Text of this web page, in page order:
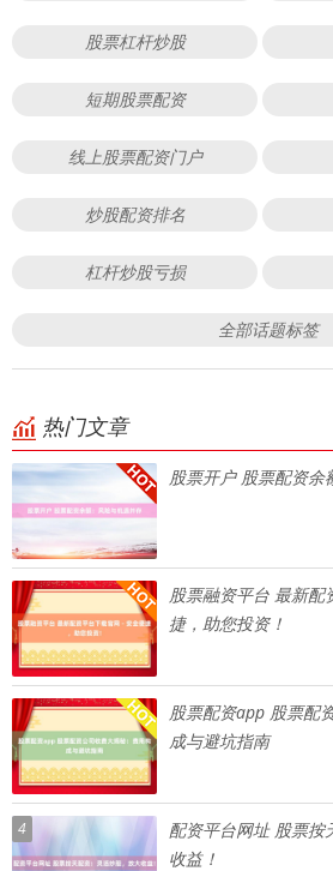
股票杠杆炒股
短期股票配资
线上股票配资门户
炒股配资排名
杠杆炒股亏损
全部话题标签
热门文章
股票开户 股票配资余
股票融资平台 最新配
捷，助您投资！
股票配资app 股票配
成与避坑指南
4
配资平台网址 股票按
收益！